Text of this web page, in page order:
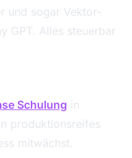
sogar Vektor-
GPT. Alles steuerbar
Schulung in
produktionsreifes
mitwächst.